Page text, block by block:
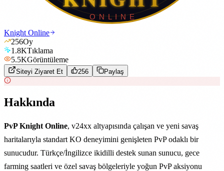
Knight Online
256Oy
1.8KTıklama
5.5KGörüntüleme
Siteyi Ziyaret Et 256 Paylaş
Hakkında
PvP Knight Online, v24xx altyapısında çalışan ve yeni savaş
haritalarıyla standart KO deneyimini genişleten PvP odaklı bir
sunucudur. Türkçe/İngilizce ikidilli destek sunan sunucu, gece
farming saatleri ve özel savaş bölgeleriyle yoğun PvP aksiyonu